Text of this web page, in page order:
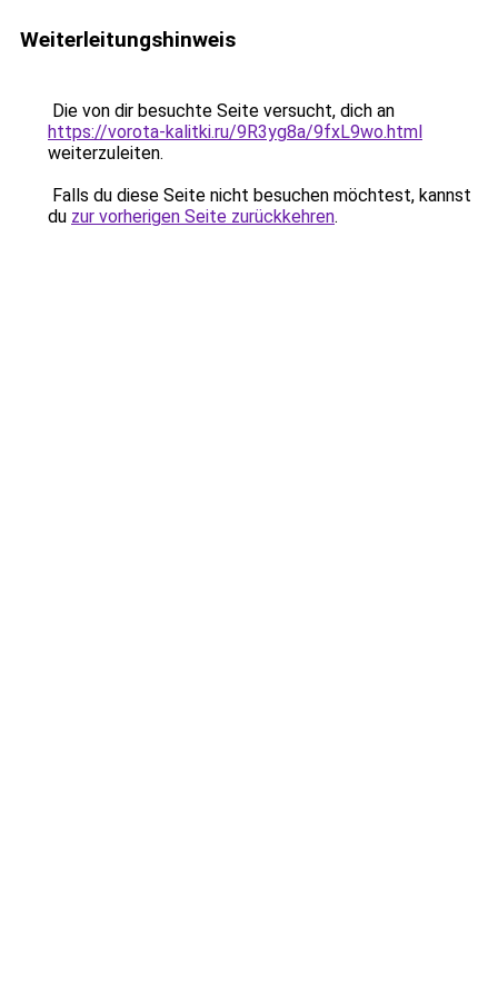
Weiterleitungshinweis
Die von dir besuchte Seite versucht, dich an
https://vorota-kalitki.ru/9R3yg8a/9fxL9wo.html
weiterzuleiten.
Falls du diese Seite nicht besuchen möchtest, kannst
du zur vorherigen Seite zurückkehren.